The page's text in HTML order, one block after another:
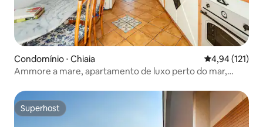
Condomínio ⋅ Chiaia 4,94 de uma
4,94 (121)
Ammore a mare, apartamento de luxo perto do mar,
Superhost
Superhost